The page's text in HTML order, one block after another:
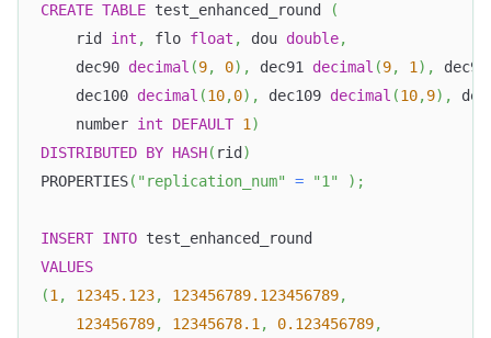
CREATE TABLE test_enhanced_round
(
    rid
int , flo float , dou double,
    dec90
decimal (9, 0) , dec91 decimal (9, 1) ,
    dec100
decimal (10,0) , dec109 decimal (10,9) ,
    number
int DEFAULT 1)
DISTRIBUTED BY HASH( rid )
PROPERTIES( "replication_num" = "1" ) ;
INSERT INTO test_enhanced_round
VALUES
(1, 12345.123, 123456789.123456789,
123456789, 12345678.1, 0.123456789,